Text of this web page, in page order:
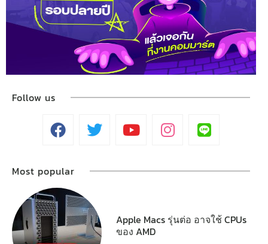
Follow us
Most popular
Apple Macs รุ่นต่อ อาจใช้ CPUs
ของ AMD